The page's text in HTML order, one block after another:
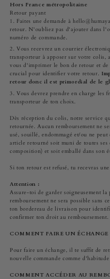
Hors France métropolitaine
Retour payant
Faites une demande à
retour. N'oubliez pas d'ajouter dans
numéro de commande.
Vous recevrez un courrier
transporteur à apposer sur votre
vous d'imprimer le bon de retour et
crucial pour identifier votre retour.
retour donc il est primordial de le
Vous devrez prendre en charge les
transporteur de ton choix.
Dès réception du colis, notre service
retournée. Aucun remboursement ne
usé, souillé, endommagé et/ou ne
article retourné soit muni de toutes
composition) et soit emballé dans son
Si ton retour est refusé, tu recevras
Attention :
Assure-toi de garder soigneusement
remboursement ne sera possible sans
ton bordereau de livraison pour
confirmer ton droit au remboursement.
COMMENT FAIRE UN ÉCHANGE
Pour faire un échange, il te suffit de
nouvelle commande comme
COMMENT ACCÉDER AU